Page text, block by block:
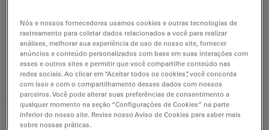
Microscope Objective HC FL PLAN
40x/0,65
SOLICITAÇÃO DE ORÇAMENTO
Nós e nossos fornecedores usamos cookies e outras tecnologias de
rastreamento para coletar dados relacionados a você para realizar
análises, melhorar sua experiência de uso de nosso site, fornecer
anúncios e conteúdo personalizados com base em suas interações com
esses e outros sites e permitir que você compartilhe conteúdo nas
redes sociais. Ao clicar em “Aceitar todos os cookies”, você concorda
com isso e com o compartilhamento desses dados com nossos
parceiros. Você pode alterar suas preferências de consentimento a
qualquer momento na seção “Configurações de Cookies” na parte
inferior do nosso site. Revise nosso Aviso de Cookies para saber mais
sobre nossas práticas.